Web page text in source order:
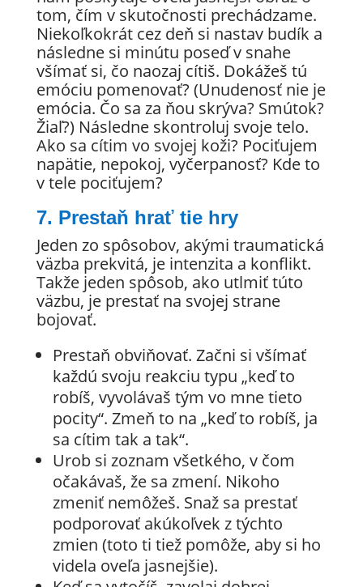
tom, čím v skutočnosti prechádzame.
Niekoľkokrát cez deň si nastav budík a
následne si minútu poseď v snahe
všímať si, čo naozaj cítiš. Dokážeš tú
emóciu pomenovať? (Unudenosť nie je
emócia. Čo sa za ňou skrýva? Smútok?
Žiaľ?) Následne skontroluj svoje telo.
Ako sa cítim vo svojej koži? Pociťujem
napätie, nepokoj, vyčerpanosť? Kde to
v tele pociťujem?
7. Prestaň hrať tie hry
Jeden zo spôsobov, akými traumatická
väzba prekvitá, je intenzita a konflikt.
Takže jeden spôsob, ako utlmiť túto
väzbu, je prestať na svojej strane
bojovať.
Prestaň obviňovať. Začni si všímať
každú svoju reakciu typu „keď to
robíš, vyvolávaš tým vo mne tieto
pocity“. Zmeň to na „keď to robíš, ja
sa cítim tak a tak“.
Urob si zoznam všetkého, v čom
očakávaš, že sa zmení. Nikoho
zmeniť nemôžeš. Snaž sa prestať
podporovať akúkoľvek z týchto
zmien (toto ti tiež pomôže, aby si ho
videla oveľa jasnejšie).